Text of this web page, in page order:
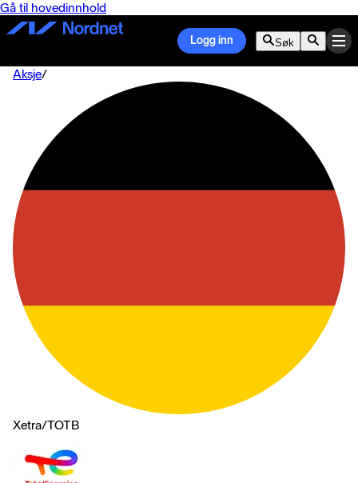
Gå til hovedinnhold
Logg inn Søk
Aksje/
Xetra/TOTB